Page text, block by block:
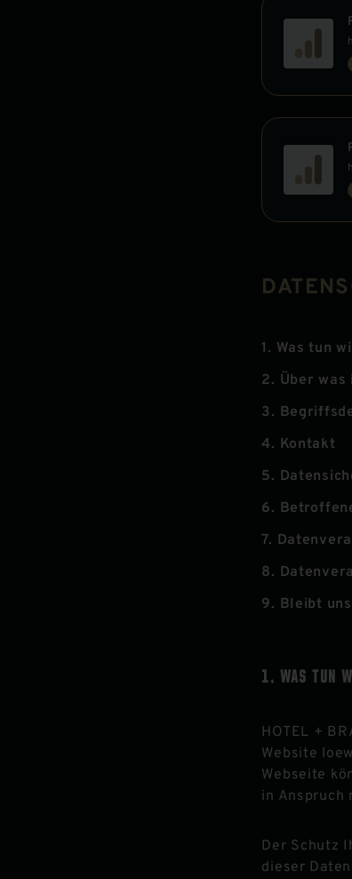
1. Was tun
2. Über
3.
4. Kontakt
5.
6.
7.
8.
9. Bleibt
WAS TUN
HOTEL +
Website
Webseite
in Anspruch
Der Schutz
dieser